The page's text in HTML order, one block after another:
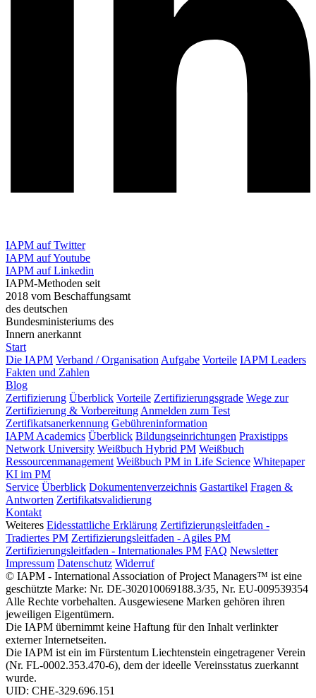
IAPM auf Twitter
IAPM auf Youtube
IAPM auf Linkedin
IAPM-Methoden seit
2018 vom Beschaffungsamt
des deutschen
Bundesministeriums des
Innern anerkannt
Start
Die IAPM Verband / Organisation Aufgabe Vorteile IAPM Leaders
Fakten und Zahlen
Blog
Zertifizierung Überblick Vorteile Zertifizierungsgrade Wege zur
Zertifizierung & Vorbereitung Anmelden zum Test
Zertifikatsanerkennung Gebühreninformation
IAPM Academics Überblick Bildungseinrichtungen Praxistipps
Network University Weißbuch Hybrid PM Weißbuch
Ressourcenmanagement Weißbuch PM in Life Science Whitepaper
KI im PM
Service Überblick Dokumentenverzeichnis Gastartikel Fragen &
Antworten Zertifikatsvalidierung
Kontakt
Weiteres Eidesstattliche Erklärung Zertifizierungsleitfaden -
Tradiertes PM Zertifizierungsleitfaden - Agiles PM
Zertifizierungsleitfaden - Internationales PM FAQ Newsletter
Impressum Datenschutz Widerruf
© IAPM - International Association of Project Managers™ ist eine
geschützte Marke: Nr. DE-302010069188.3/35, Nr. EU-009539354
Alle Rechte vorbehalten. Ausgewiesene Marken gehören ihren
jeweiligen Eigentümern.
Die IAPM übernimmt keine Haftung für den Inhalt verlinkter
externer Internetseiten.
Die IAPM ist ein im Fürstentum Liechtenstein eingetragener Verein
(Nr. FL-0002.353.470-6), dem der ideelle Vereinsstatus zuerkannt
wurde.
UID: CHE-329.696.151